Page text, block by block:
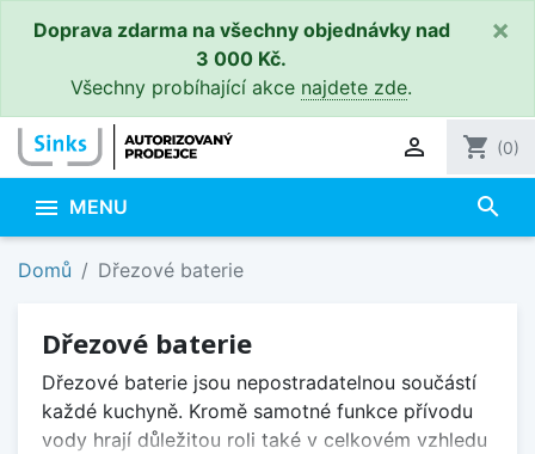
Doprava zdarma na všechny objednávky nad
3 000 Kč.
Všechny probíhající akce najdete zde.
×
 shopping_cart (0)
 MENU search
Domů Dřezové baterie
Dřezové baterie
Dřezové baterie jsou nepostradatelnou součástí
každé kuchyně. Kromě samotné funkce přívodu
vody hrají důležitou roli také v celkovém vzhledu